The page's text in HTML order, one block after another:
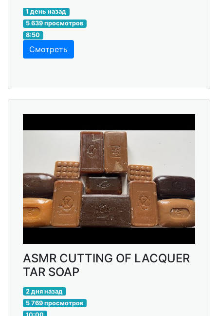
1 день назад
5 639 просмотров
8:50
Смотреть
ASMR CUTTING OF LACQUER
TAR SOAP
2 дня назад
5 769 просмотров